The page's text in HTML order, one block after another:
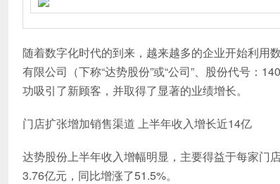
随着数字化时代的到来，越来越多的企业开始利用
有限公司（下称“达势股份”或“公司”、股份代号：
功吸引了新顾客，并取得了显著的业绩增长。
门店扩张增加销售渠道 上半年收入增长近14亿
达势股份上半年收入增幅明显，主要得益于每家门
3.76亿元，同比增涨了51.5%。